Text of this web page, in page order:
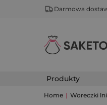
Darmowa
Produkty
Home | Woreczki